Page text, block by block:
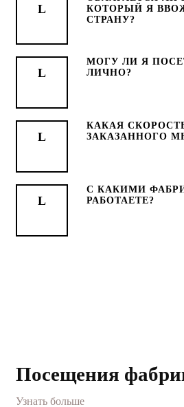
КОТОРЫЙ Я
СТРАНУ?
МОГУ ЛИ Я
ЛИЧНО?
КАКАЯ
ЗАКАЗАННОГО
С КАКИМИ
РАБОТАЕТЕ?
Посещения
Узнать больше